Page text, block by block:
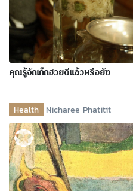
คุณรู้จักเก๊กฮวยดีแล้วหรือยัง
Health Nicharee Phatitit